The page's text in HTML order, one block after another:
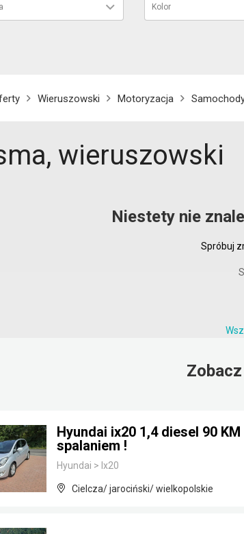
Kolor
Wieruszowski Motoryzacja
wieruszowski
Niestety nie
Spróbuj
Hyundai ix20 1,4 diesel 90
spalaniem !
Hyundai > Ix20
Cielcza/ jarociński/ wielkopolskie